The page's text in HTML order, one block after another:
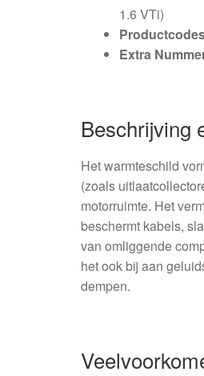
1.6 VTi)
Extra
Beschrijving
Het warmteschild
(zoals
motorruimte. Het
beschermt kabels,
van omliggende
het ook bij aan
dempen.